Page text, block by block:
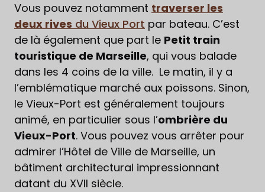
Vous pouvez notamment traverser les
deux rives du Vieux Port par bateau. C’est
de là également que part le Petit train
touristique de Marseille, qui vous balade
dans les 4 coins de la ville. Le matin, il y a
l’emblématique marché aux poissons. Sinon,
le Vieux-Port est généralement toujours
animé, en particulier sous l’ombrière du
Vieux-Port. Vous pouvez vous arrêter pour
admirer l’Hôtel de Ville de Marseille, un
bâtiment architectural impressionnant
datant du XVII siècle.